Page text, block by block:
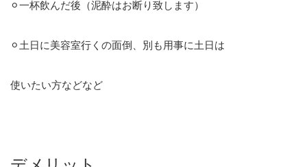
⚪︎一杯飲んだ後（泥酔はお断り致します）
⚪︎土日に美容室行くの面倒、別も用事に土日は
使いたい方などなど